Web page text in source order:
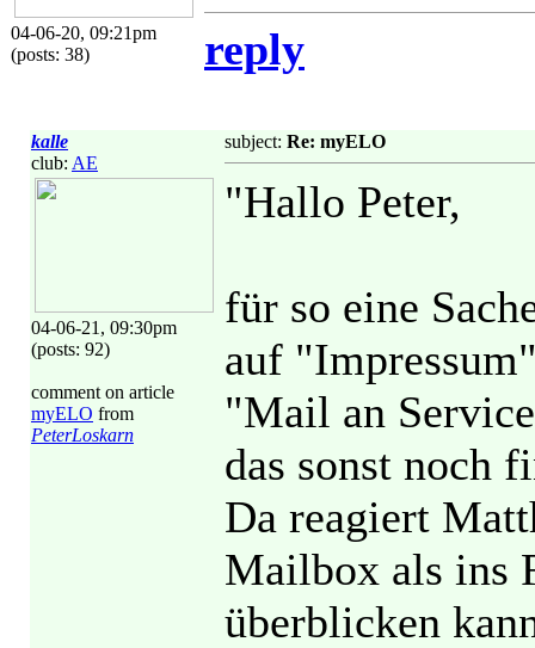
04-06-20, 09:21pm
(posts: 38)
reply
kalle
club: AE
04-06-21, 09:30pm
(posts: 92)
comment on article
myELO from
PeterLoskarn
subject: Re: myELO
"Hallo Peter,
für so eine
auf
"Mail an
das sonst noch
Da reagiert
Mailbox als ins
überblicken